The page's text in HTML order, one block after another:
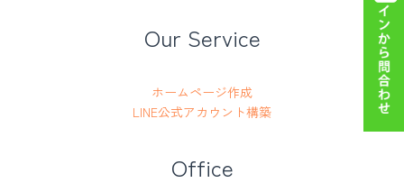
Our Service
ホームページ作成
LINE公式アカウント構築
Office